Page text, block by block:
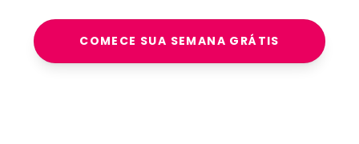
COMECE SUA SEMANA GRÁTIS